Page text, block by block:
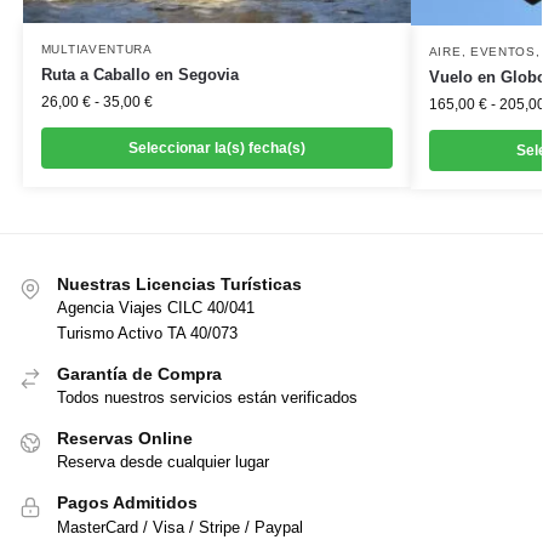
MULTIAVENTURA
Ruta a Caballo en Segovia
26,00 € - 35,00 €
Seleccionar la(s) fecha(s)
AIRE EVENTOS
Vuelo en
165,00 € -
Nuestras Licencias Turísticas
Agencia Viajes CILC 40/041
Turismo Activo TA 40/073
Garantía de Compra
Todos nuestros servicios están verificados
Reservas Online
Reserva desde cualquier lugar
Pagos Admitidos
MasterCard / Visa / Stripe / Paypal